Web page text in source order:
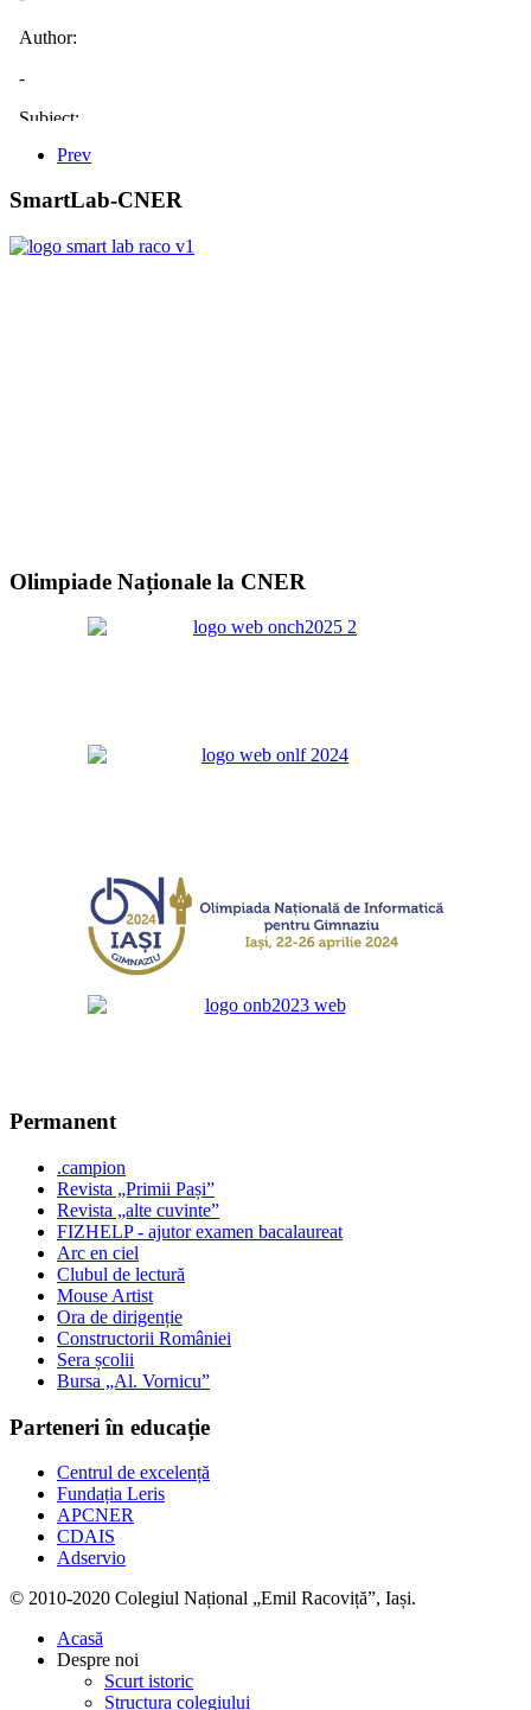
Prev
SmartLab-CNER
Olimpiade Naționale la CNER
Permanent
.campion
Revista „Primii Pași”
Revista „alte cuvinte”
FIZHELP - ajutor examen bacalaureat
Arc en ciel
Clubul de lectură
Mouse Artist
Ora de dirigenție
Constructorii României
Sera școlii
Bursa „Al. Vornicu”
Parteneri în educație
Centrul de excelență
Fundația Leris
APCNER
CDAIS
Adservio
© 2010-2020 Colegiul Național „Emil Racoviță”, Iași.
Acasă
Despre noi
Scurt istoric
Structura colegiului